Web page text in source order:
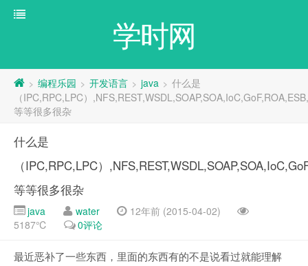
学时网
> 编程乐园 > 开发语言 > java > 什么是
（IPC,RPC,LPC）
等等很多很杂
什么是
（IPC,RPC,LPC）
等等很多很杂
java water
12年前 (2015-04-02)
5187℃
0评论
最近恶补了一些东西，里面的东西有的不是说看过就能理解